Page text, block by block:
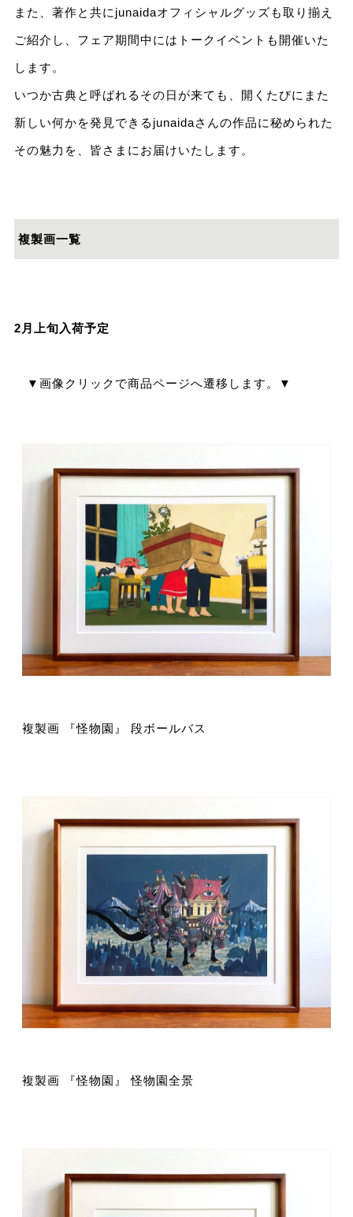
また、著作と共にjunaidaオフィシャルグッズも取り揃え
ご紹介し、フェア期間中にはトークイベントも開催いた
します。
いつか古典と呼ばれるその日が来ても、開くたびにまた
新しい何かを発見できるjunaidaさんの作品に秘められた
その魅力を、皆さまにお届けいたします。
複製画一覧
2月上旬入荷予定
▼画像クリックで商品ページへ遷移します。▼
複製画 『怪物園』 段ボールバス
複製画 『怪物園』 怪物園全景